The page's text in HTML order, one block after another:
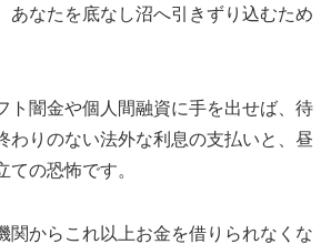
あなたを底なし沼へ引きずり込むため
ト闇金や個人間融資に手を出せば、待
わりのない法外な利息の支払いと、昼
ての恐怖です。
関からこれ以上お金を借りられなくな